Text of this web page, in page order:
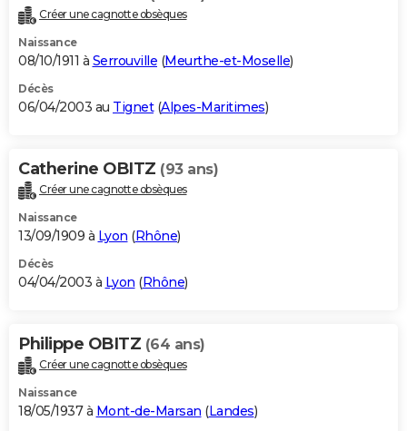
Créer une cagnotte obsèques
Naissance
08/10/1911 à Serrouville (Meurthe-et-Moselle)
Décès
06/04/2003 au Tignet(Alpes-Maritimes)
Catherine OBITZ (93 ans)
Créer une cagnotte obsèques
Naissance
13/09/1909 à Lyon (Rhône)
Décès
04/04/2003 à Lyon (Rhône)
Philippe OBITZ (64 ans)
Créer une cagnotte obsèques
Naissance
18/05/1937 à Mont-de-Marsan (Landes)